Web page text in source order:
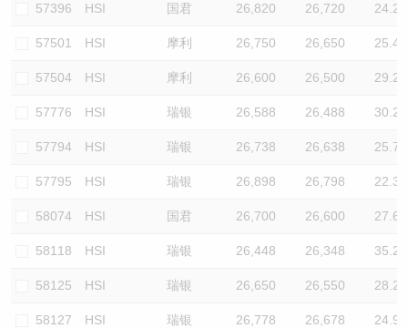
57396 HSI 国君 26,820 26,720 24.2
57501 HSI 摩利 26,750 26,650 25.4
57504 HSI 摩利 26,600 26,500 29.2
57776 HSI 瑞银 26,588 26,488 30.2
57794 HSI 瑞银 26,738 26,638 25.7
57795 HSI 瑞银 26,898 26,798 22.3
58074 HSI 国君 26,700 26,600 27.6
58118 HSI 瑞银 26,448 26,348 35.2
58125 HSI 瑞银 26,650 26,550 28.2
58127 HSI 瑞银 26,778 26,678 24.9